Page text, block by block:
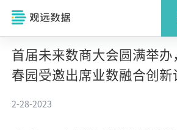
首届未来数商大会圆满举办
春园受邀出席业数融合创新
2-28-2023